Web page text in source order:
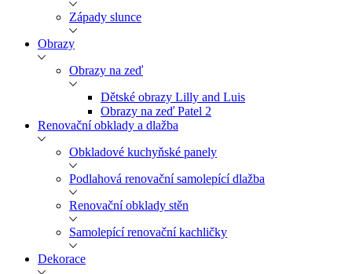
Západy slunce
Obrazy
Obrazy na zeď
Dětské obrazy Lilly and Luis
Obrazy na zeď Patel 2
Renovační obklady a dlažba
Obkladové kuchyňské panely
Podlahová renovační samolepící dlažba
Renovační obklady stěn
Samolepící renovační kachličky
Dekorace